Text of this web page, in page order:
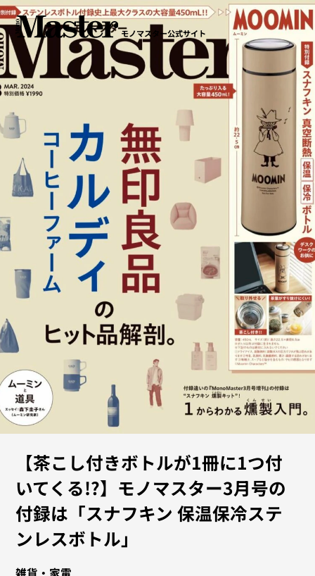
モノマスター公式サイト
【茶こし付きボトルが1冊に1つ付
いてくる!?】モノマスター3月号の
付録は「スナフキン 保温保冷ステ
ンレスボトル」
雑貨・家電